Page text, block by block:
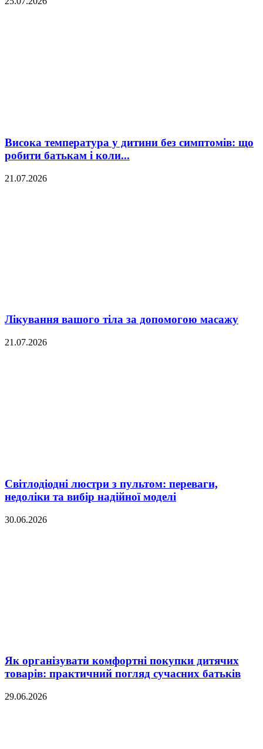
Висока температура у дитини без симптомів: що
робити батькам і коли...
21.07.2026
Лікування вашого тіла за допомогою масажу
21.07.2026
Світлодіодні люстри з пультом: переваги,
недоліки та вибір надійної моделі
30.06.2026
Як організувати комфортні покупки дитячих
товарів: практичний погляд сучасних батьків
29.06.2026